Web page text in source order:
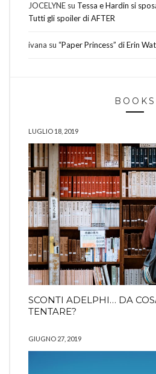
JOCELYNE su Tessa e Hardin si
Tutti gli spoiler di AFTER
ivana su “Paper Princess” di Erin
BOOKS
LUGLIO 18, 2019
SCONTI ADELPHI… DA
TENTARE?
GIUGNO 27, 2019